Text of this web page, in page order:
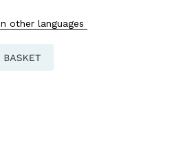
other languages